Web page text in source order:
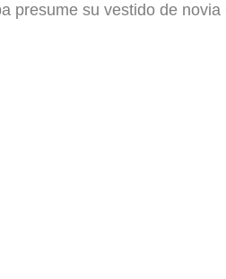
presume su vestido de novia